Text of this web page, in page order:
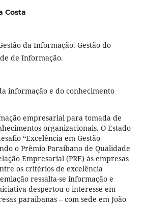
Costa
da Informação. Gestão do
de Informação.
informação e do conhecimento
empresarial para tomada de
organizacionais. O Estado
“Excelência em Gestão
o Prêmio Paraibano de Qualidade
Empresarial (PRE) às empresas
os critérios de excelência
ressalta-se informação e
despertou o interesse em
paraibanas – com sede em João